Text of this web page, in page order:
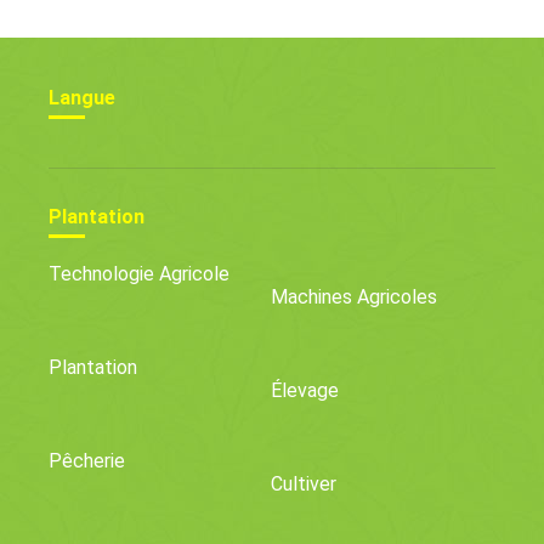
Langue
Plantation
Technologie Agricole
Machines Agricoles
Plantation
Élevage
Pêcherie
Cultiver